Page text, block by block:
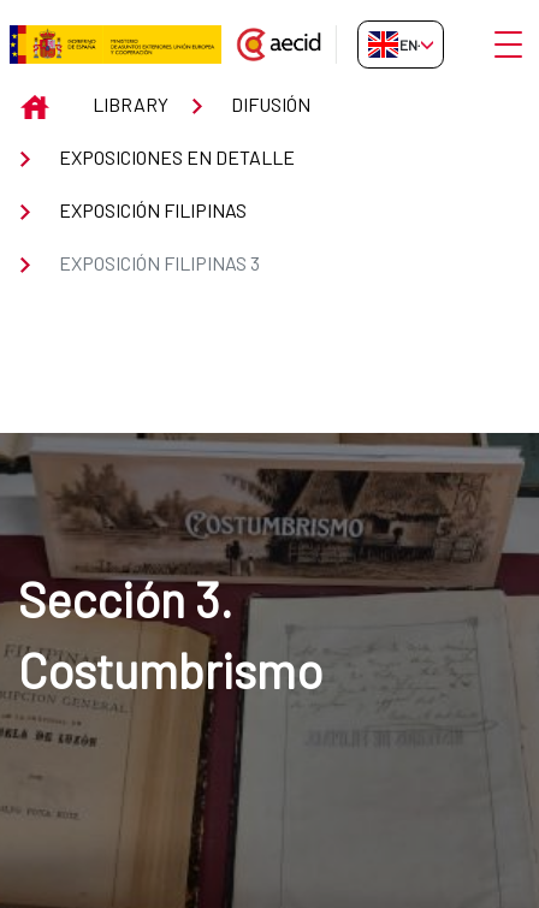
Skip to Main Content
Exposición Filipinas 3
EN-GB
INICIOLIBRARY DIFUSIÓN
EXPOSICIONES EN DETALLE
EXPOSICIÓN FILIPINAS
EXPOSICIÓN FILIPINAS 3
Sección 3.
Costumbrismo